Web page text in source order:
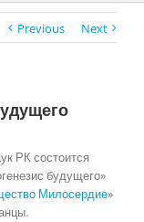
Previous Next
РК состоится
будущего»
Милосердие»